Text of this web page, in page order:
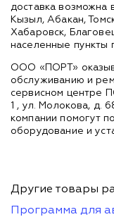
доставка возможна
Кызыл, Абакан,
Хабаровск,
населенные пункты
ООО «ПОРТ»
обслуживанию и
сервисном центре
1 , ул. Молокова, д.
компании помогут
оборудование и
Другие товары
Программа для